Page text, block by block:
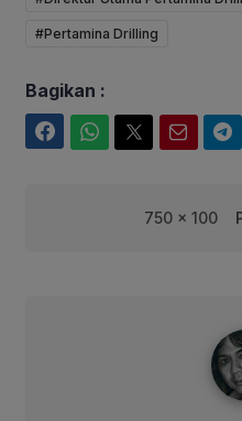
#Pertamina Drilling
Bagikan :
750 x 100